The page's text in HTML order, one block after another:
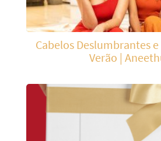
Cabelos Deslumbrantes
Verão |